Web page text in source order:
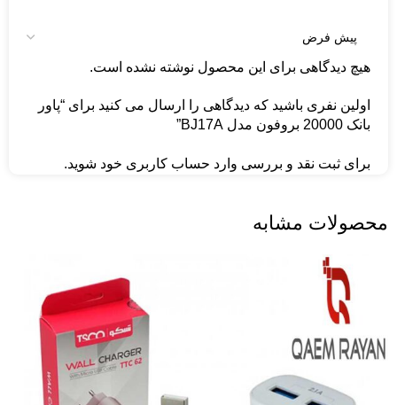
هیچ دیدگاهی برای این محصول نوشته نشده است.
اولین نفری باشید که دیدگاهی را ارسال می کنید برای “پاور
بانک 20000 بروفون مدل BJ17A”
برای ثبت نقد و بررسی وارد حساب کاربری خود شوید.
محصولات مشابه